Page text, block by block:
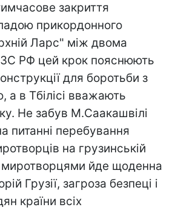
закриття
прикордонного
Ларс" між двома
РФ цей крок пояснюють
для боротьби з
а в Тбілісі вважають
Не забув М.Саакашвілі
питанні перебування
на грузинській
миротворцями йде щоденна
Грузії, загроза безпеці і
країни всіх